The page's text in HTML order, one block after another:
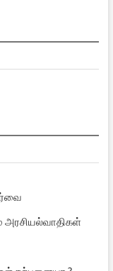
அரசியல்வாதிகள்